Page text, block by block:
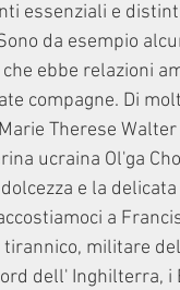
essenziali e
da esempio
ebbe relazioni
compagne. Di
Therese
ucraina Ol'ga
e la
a
tirannico, militare
dell' Inghilterra,